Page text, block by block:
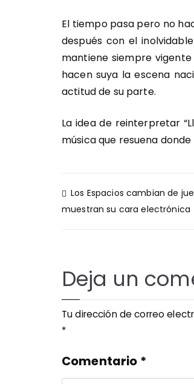
El tiempo pasa pero no
después con el
mantiene siempre
hacen suya la escena
actitud de su parte.
La idea de reinterpretar
música que resuena
Navegación
de
Los Espacios cambian de
muestran su cara electrónica
Deja un
Tu dirección de correo
*
Comentario *